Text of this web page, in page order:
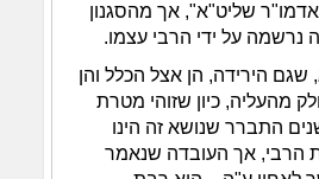
שליט"א", אך מהסגנון
נרשמה על ידי הרבי עצמו.
שגם הירידה, הן אצל הכלל והן
מהעליה, כיון שזוהי מטרת
התברר שנושא זה הינו
הרבי, אך העובדה שנאמר